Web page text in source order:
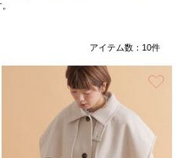
アイテム数： 10件